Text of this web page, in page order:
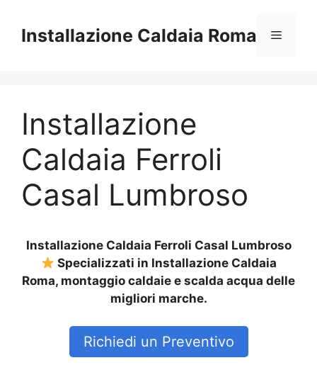
contenuto
Installazione Caldaia Roma Menu
Installazione
Caldaia Ferroli
Casal Lumbroso
Installazione Caldaia Ferroli Casal Lumbroso
Specializzati in Installazione Caldaia
Roma, montaggio caldaie e scalda acqua delle
migliori marche.
Richiedi un Preventivo